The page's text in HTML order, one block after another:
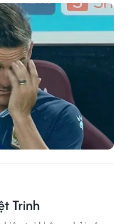
Trinh